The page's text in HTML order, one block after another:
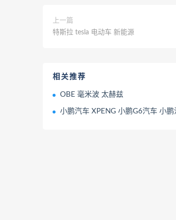
上一篇
特斯拉 tesla 电动车 新能源
相关推荐
OBE 毫米波 太赫兹
小鹏汽车 XPENG 小鹏G6汽车 小鹏